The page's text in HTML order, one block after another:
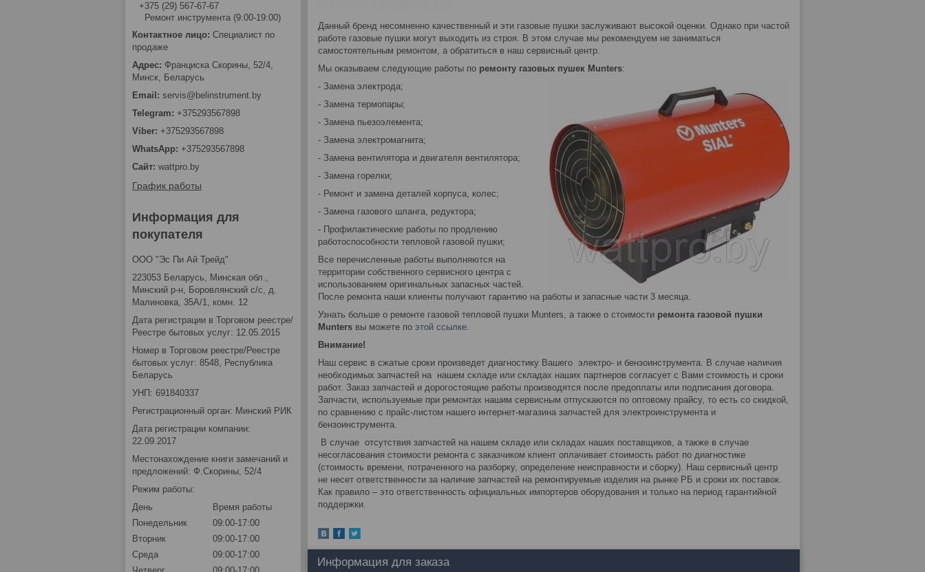
Данный бренд несомненно качественный и эти газовые пушки заслуживают высокой оценки. Однако при частой
работе газовые пушки могут выходить из строя. В этом случае мы рекомендуем не заниматься
самостоятельным ремонтом, а обратиться в наш сервисный центр.
Мы оказываем следующие работы по ремонту газовых пушек Munters:
- Замена электрода;
- Замена термопары;
- Замена пьезоэлемента;
- Замена электромагнита;
- Замена вентилятора и двигателя вентилятора;
- Замена горелки;
- Ремонт и замена деталей корпуса, колес;
- Замена газового шланга, редуктора;
- Профилактические работы по продлению
работоспособности тепловой газовой пушки;
Все перечисленные работы выполняются на
территории собственного сервисного центра с
использованием оригинальных запасных частей.
После ремонта наши клиенты получают гарантию на работы и запасные части 3 месяца.
Узнать больше о ремонте газовой тепловой пушки Munters, а также о стоимости ремонта газовой пушки
Munters вы можете по этой ссылке.
Внимание!
Наш сервис в сжатые сроки произведет диагностику Вашего электро- и бензоинструмента. В случае наличия
необходимых запчастей на нашем складе или складах наших партнеров согласует с Вами стоимость и сроки
работ. Заказ запчастей и дорогостоящие работы производятся после предоплаты или подписания договора.
Запчасти, используемые при ремонтах нашим сервисным отпускаются по оптовому прайсу, то есть со скидкой,
по сравнению с прайс-листом нашего интернет-магазина запчастей для электроинструмента и
бензоинструмента.
В случае отсутствия запчастей на нашем складе или складах наших поставщиков, а также в случае
несогласования стоимости ремонта с заказчиком клиент оплачивает стоимость работ по диагностике
(стоимость времени, потраченного на разборку, определение неисправности и сборку). Наш сервисный центр
не несет ответственности за наличие запчастей на ремонтируемые изделия на рынке РБ и сроки их поставок.
Как правило – это ответственность официальных импортеров оборудования и только на период гарантийной
поддержки.
Информация для заказа
+375 (29) 567-67-67
Ремонт инструмента (9:00-19:00)
Специалист по
продаже
Франциска Скорины, 52/4,
Минск, Беларусь
servis@belinstrument.by
+375293567898
+375293567898
+375293567898
wattpro.by
График работы
Информация для
покупателя
ООО "Эс Пи Ай Трейд"
223053 Беларусь, Минская обл.,
Минский р-н, Боровлянский с/с, д.
Малиновка, 35А/1, комн. 12
Дата регистрации в Торговом реестре/
Реестре бытовых услуг: 12.05.2015
Номер в Торговом реестре/Реестре
бытовых услуг: 8548, Республика
Беларусь
УНП: 691840337
Регистрационный орган: Минский РИК
Дата регистрации компании:
22.09.2017
Местонахождение книги замечаний и
предложений: Ф.Скорины, 52/4
Режим работы:
День
Время работы
Понедельник
09:00-17:00
Вторник
09:00-17:00
Среда
09:00-17:00